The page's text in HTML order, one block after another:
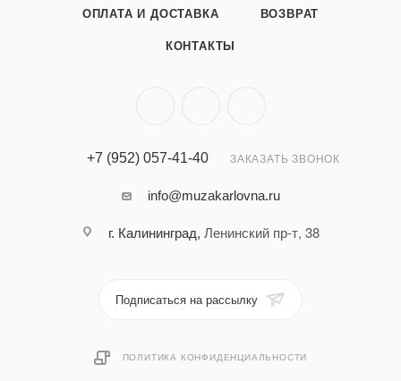
ОПЛАТА И ДОСТАВКА ВОЗВРАТ
КОНТАКТЫ
+7 (952) 057-41-40 ЗАКАЗАТЬ ЗВОНОК
info@muzakarlovna.ru
г. Калининград, Ленинский пр-т, 38
Подписаться на рассылку
ПОЛИТИКА КОНФИДЕНЦИАЛЬНОСТИ